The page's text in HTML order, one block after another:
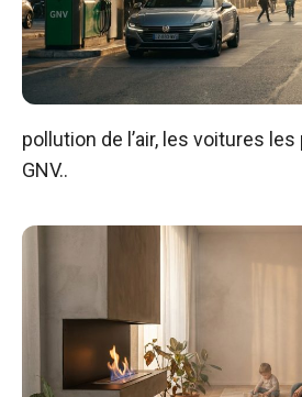
pollution de l’air, les voitures les
GNV..